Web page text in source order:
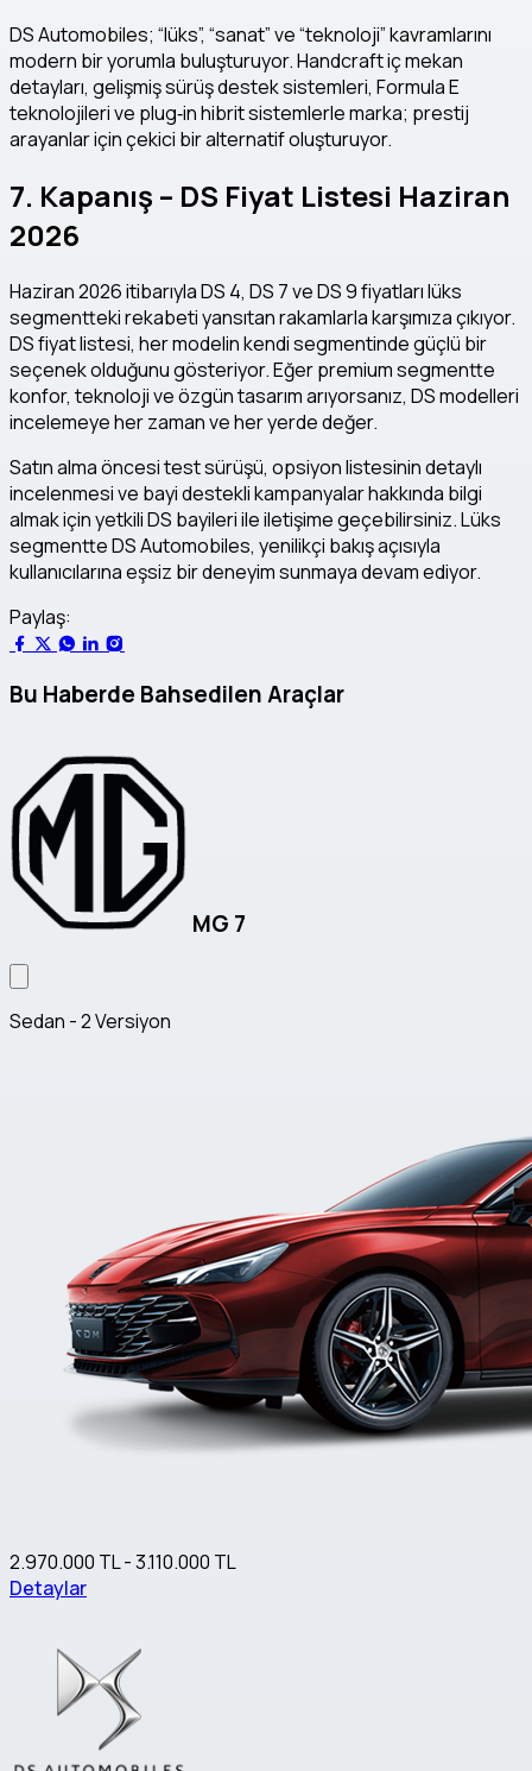
DS Automobiles; “lüks”, “sanat” ve “teknoloji” kavramlarını
modern bir yorumla buluşturuyor. Handcraft iç mekan
detayları, gelişmiş sürüş destek sistemleri, Formula E
teknolojileri ve plug‑in hibrit sistemlerle marka; prestij
arayanlar için çekici bir alternatif oluşturuyor.
7. Kapanış – DS Fiyat Listesi Haziran
2026
Haziran 2026 itibarıyla DS 4, DS 7 ve DS 9 fiyatları lüks
segmentteki rekabeti yansıtan rakamlarla karşımıza çıkıyor.
DS fiyat listesi, her modelin kendi segmentinde güçlü bir
seçenek olduğunu gösteriyor. Eğer premium segmentte
konfor, teknoloji ve özgün tasarım arıyorsanız, DS modelleri
incelemeye her zaman ve her yerde değer.
Satın alma öncesi test sürüşü, opsiyon listesinin detaylı
incelenmesi ve bayi destekli kampanyalar hakkında bilgi
almak için yetkili DS bayileri ile iletişime geçebilirsiniz. Lüks
segmentte DS Automobiles, yenilikçi bakış açısıyla
kullanıcılarına eşsiz bir deneyim sunmaya devam ediyor.
Paylaş:
Bu Haberde Bahsedilen Araçlar
MG 7
Sedan - 2 Versiyon
2.970.000 TL - 3.110.000 TL
Detaylar